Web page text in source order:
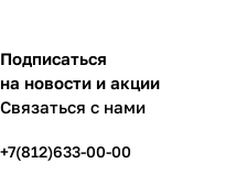
Подписаться
на новости и акции
Связаться с нами
+7(812)633-00-00